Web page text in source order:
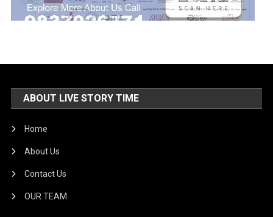
ABOUT LIVE STORY TIME
Home
About Us
Contact Us
OUR TEAM